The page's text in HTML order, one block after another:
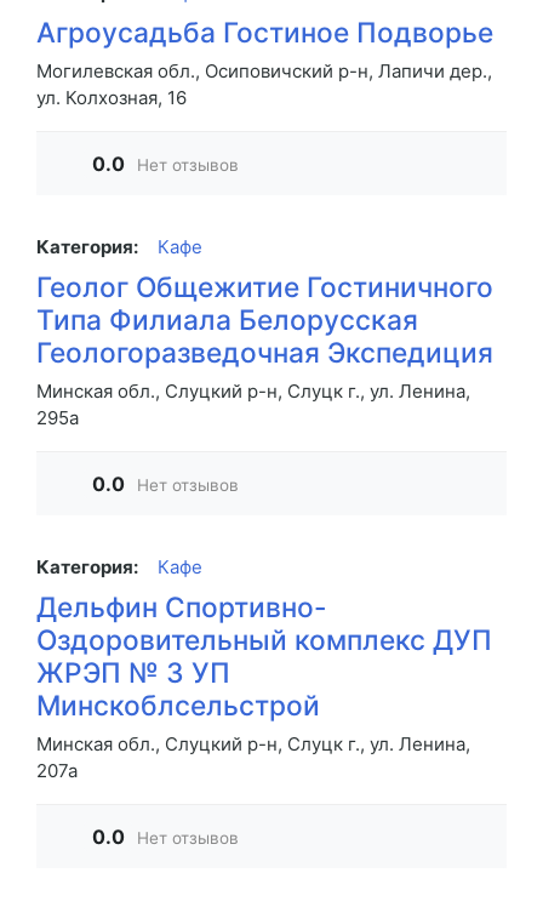
Агроусадьба Гостиное Подворье
Могилевская обл., Осиповичский р-н, Лапичи дер.,
ул. Колхозная, 16
0.0 Нет отзывов
Категория: Кафе
Геолог Общежитие Гостиничного
Типа Филиала Белорусская
Геологоразведочная Экспедиция
Минская обл., Слуцкий р-н, Слуцк г., ул. Ленина,
295а
0.0 Нет отзывов
Категория: Кафе
Дельфин Спортивно-
Оздоровительный комплекс ДУП
ЖРЭП № 3 УП
Минскоблсельстрой
Минская обл., Слуцкий р-н, Слуцк г., ул. Ленина,
207а
0.0 Нет отзывов